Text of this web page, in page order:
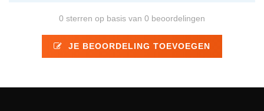
0 sterren op basis van 0 beoordelingen
JE BEOORDELING TOEVOEGEN